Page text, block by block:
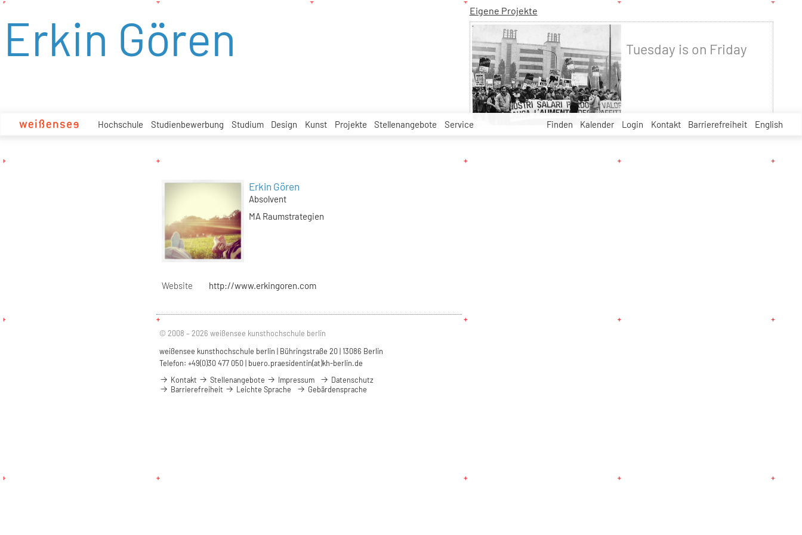
zum
Hochschule Studienbewerbung Studium Design Kunst Projekte Stellenangebote Service Finden Kalender Login Kontakt Barrierefreiheit English
Erkin Gören
Erkin Gören
Absolvent
MA Raumstrategien
Website http://www.erkingoren.com
Eigene Projekte
Tuesday is on Friday
© 2008 – 2026 weißensee kunsthochschule berlin
weißensee kunsthochschule berlin | Bühringstraße 20 | 13086 Berlin
Telefon: +49(0)30 477 050 | buero.praesidentin(at)kh-berlin.de
Kontakt
Stellenangebote Impressum
Datenschutz
Barrierefreiheit
Leichte Sprache Gebärdensprache